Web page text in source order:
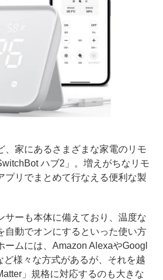
、家にあるさまざまな家電のリモ
ハブ2」。増えがちなリモ
プリでまとめて行なえる便利な製
サーも本体に備えており、温度な
自動でオンにするといった使い方
ームには、Amazon AlexaやGoogl
様々な方式があるが、それを越
」規格に対応するのも大きな